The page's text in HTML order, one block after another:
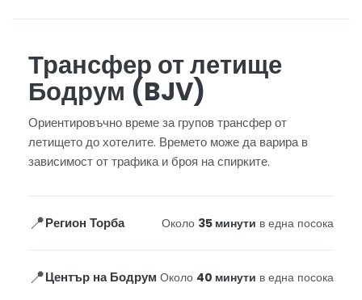
Трансфер от летище
Бодрум (BJV)
Ориентировъчно време за групов трансфер от
летището до хотелите. Времето може да варира в
зависимост от трафика и броя на спирките.
📍Регион Торба Около 35 минути в една посока
📍Център на Бодрум Около 40 минути в една посока